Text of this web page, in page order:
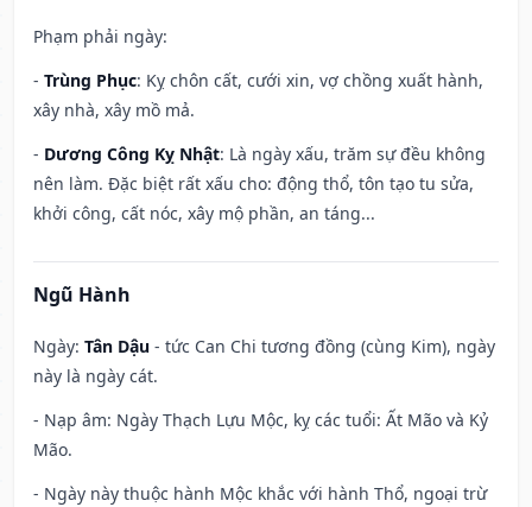
Phạm phải ngày:
- Trùng Phục: Kỵ chôn cất, cưới xin, vợ chồng xuất hành,
xây nhà, xây mồ mả.
- Dương Công Kỵ Nhật: Là ngày xấu, trăm sự đều không
nên làm. Đặc biệt rất xấu cho: động thổ, tôn tạo tu sửa,
khởi công, cất nóc, xây mộ phần, an táng...
Ngũ Hành
Ngày: Tân Dậu - tức Can Chi tương đồng (cùng Kim), ngày
này là ngày cát.
- Nạp âm: Ngày Thạch Lựu Mộc, kỵ các tuổi: Ất Mão và Kỷ
Mão.
- Ngày này thuộc hành Mộc khắc với hành Thổ, ngoại trừ